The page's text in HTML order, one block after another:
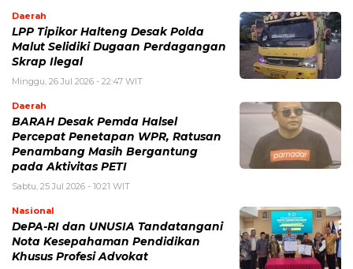
Daerah
LPP Tipikor Halteng Desak Polda
Malut Selidiki Dugaan Perdagangan
Skrap Ilegal
Minggu, 26 Jul 2026 - 22:47 WIT
Daerah
BARAH Desak Pemda Halsel
Percepat Penetapan WPR, Ratusan
Penambang Masih Bergantung
pada Aktivitas PETI
Sabtu, 25 Jul 2026 - 10:21 WIT
Nasional
DePA-RI dan UNUSIA Tandatangani
Nota Kesepahaman Pendidikan
Khusus Profesi Advokat